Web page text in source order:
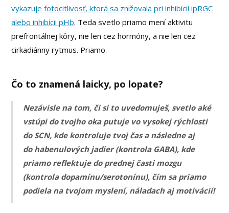
vykazuje fotocitlivosť, ktorá sa znižovala pri inhibícii ipRGC
alebo inhibícii pHb. Teda svetlo priamo mení aktivitu
prefrontálnej kôry, nie len cez hormóny, a nie len cez
cirkadiánny rytmus. Priamo.
Čo to znamená laicky, po lopate?
Nezávisle na tom, či si to uvedomuješ, svetlo aké
vstúpi do tvojho oka putuje vo vysokej rýchlosti
do SCN, kde kontroluje tvoj čas a následne aj
do habenulových jadier (kontrola GABA), kde
priamo reflektuje do prednej časti mozgu
(kontrola dopamínu/serotonínu), čím sa priamo
podiela na tvojom myslení, náladach aj motivácií!